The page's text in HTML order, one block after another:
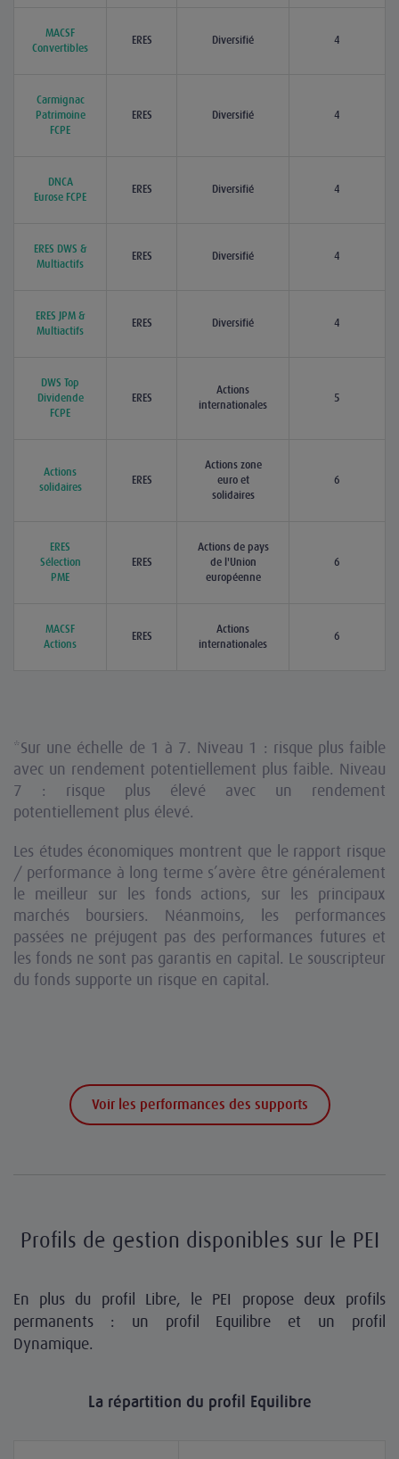
MACSF
Convertibles
ERES Diversifié 4
Carmignac
Patrimoine
FCPE
ERES Diversifié 4
DNCA
Eurose FCPE
ERES Diversifié 4
ERES DWS &
Multiactifs
ERES Diversifié 4
ERES JPM &
Multiactifs
ERES Diversifié 4
DWS Top
Dividende
FCPE
ERES
Actions
internationales
5
Actions
solidaires
ERES
Actions zone
euro et
solidaires
6
ERES
Sélection
PME
ERES
Actions de pays
de l'Union
européenne
6
MACSF
Actions
ERES
Actions
internationales
6
*Sur une échelle de 1 à 7. Niveau 1 : risque plus faible
avec un rendement potentiellement plus faible. Niveau
7 : risque plus élevé avec un rendement
potentiellement plus élevé.
Les études économiques montrent que le rapport risque
/ performance à long terme s’avère être généralement
le meilleur sur les fonds actions, sur les principaux
marchés boursiers. Néanmoins, les performances
passées ne préjugent pas des performances futures et
les fonds ne sont pas garantis en capital. Le souscripteur
du fonds supporte un risque en capital.
Voir les performances des supports
Profils de gestion disponibles sur le PEI
En plus du profil Libre, le PEI propose deux profils
permanents : un profil Equilibre et un profil
Dynamique.
La répartition du profil Equilibre